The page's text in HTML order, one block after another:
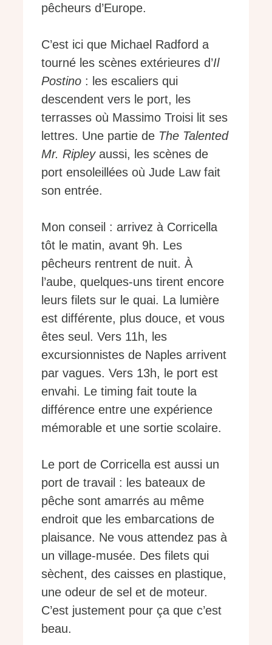
pêcheurs d’Europe.
C’est ici que Michael Radford a
tourné les scènes extérieures d’Il
Postino : les escaliers qui
descendent vers le port, les
terrasses où Massimo Troisi lit ses
lettres. Une partie de The Talented
Mr. Ripleyaussi, les scènes de
port ensoleillées où Jude Law fait
son entrée.
Mon conseil : arrivez à Corricella
tôt le matin, avant 9h. Les
pêcheurs rentrent de nuit. À
l’aube, quelques-uns tirent encore
leurs filets sur le quai. La lumière
est différente, plus douce, et vous
êtes seul. Vers 11h, les
excursionnistes de Naples arrivent
par vagues. Vers 13h, le port est
envahi. Le timing fait toute la
différence entre une expérience
mémorable et une sortie scolaire.
Le port de Corricella est aussi un
port de travail : les bateaux de
pêche sont amarrés au même
endroit que les embarcations de
plaisance. Ne vous attendez pas à
un village-musée. Des filets qui
sèchent, des caisses en plastique,
une odeur de sel et de moteur.
C’est justement pour ça que c’est
beau.